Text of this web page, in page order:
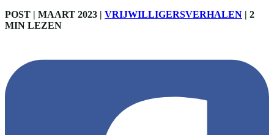
POST | MAART 2023 | VRIJWILLIGERSVERHALEN | 2
MIN LEZEN